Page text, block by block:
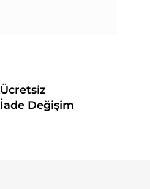
Ücretsiz
İade Değişim